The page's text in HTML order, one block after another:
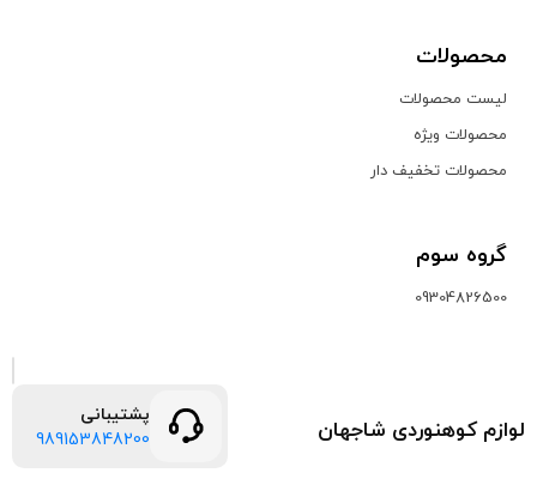
محصولات
لیست محصولات
محصولات ویژه
محصولات تخفیف دار
گروه سوم
09304826500
لوازم کوهنوردی شاجهان
پشتیبانی
989153848200